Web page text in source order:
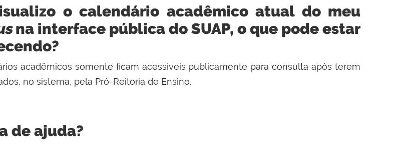
o calendário acadêmico atual do meu
na interface pública do SUAP, o que pode estar
acadêmicos somente ficam acessíveis publicamente para consulta após terem
no sistema, pela Pró-Reitoria de Ensino.
de ajuda?